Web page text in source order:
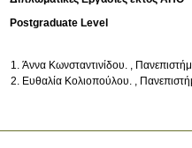
Postgraduate Level
Άννα Κωνσταντινίδου. ,
Ευθαλία Κολιοπούλου. ,